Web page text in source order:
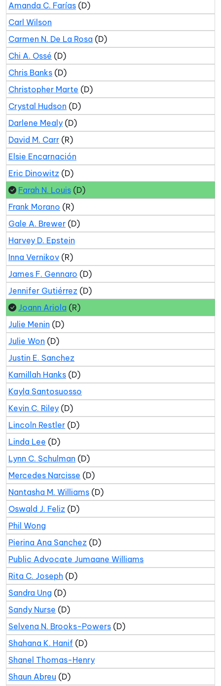
Amanda C. Farías (D)
Carl Wilson
Carmen N. De La Rosa (D)
Chi A. Ossé (D)
Chris Banks (D)
Christopher Marte (D)
Crystal Hudson (D)
Darlene Mealy (D)
David M. Carr (R)
Elsie Encarnación
Eric Dinowitz (D)
Farah N. Louis (D)
Frank Morano (R)
Gale A. Brewer (D)
Harvey D. Epstein
Inna Vernikov (R)
James F. Gennaro (D)
Jennifer Gutiérrez (D)
Joann Ariola (R)
Julie Menin (D)
Julie Won (D)
Justin E. Sanchez
Kamillah Hanks (D)
Kayla Santosuosso
Kevin C. Riley (D)
Lincoln Restler (D)
Linda Lee (D)
Lynn C. Schulman (D)
Mercedes Narcisse (D)
Nantasha M. Williams (D)
Oswald J. Feliz (D)
Phil Wong
Pierina Ana Sanchez (D)
Public Advocate Jumaane Williams
Rita C. Joseph (D)
Sandra Ung (D)
Sandy Nurse (D)
Selvena N. Brooks-Powers (D)
Shahana K. Hanif (D)
Shanel Thomas-Henry
Shaun Abreu (D)